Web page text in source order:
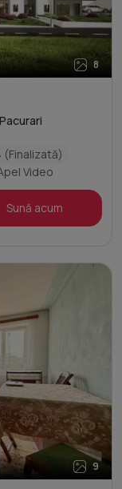
8
(Finalizată)
Video
Sună acum
9